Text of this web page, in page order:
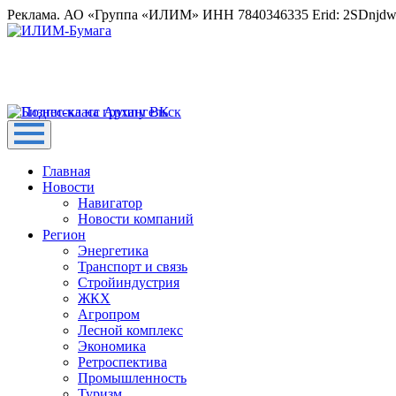
Реклама. АО «Группа «ИЛИМ» ИНН 7840346335 Erid:
Главная
Новости
Навигатор
Новости компаний
Регион
Энергетика
Транспорт и связь
Стройиндустрия
ЖКХ
Агропром
Лесной комплекс
Экономика
Ретроспектива
Промышленность